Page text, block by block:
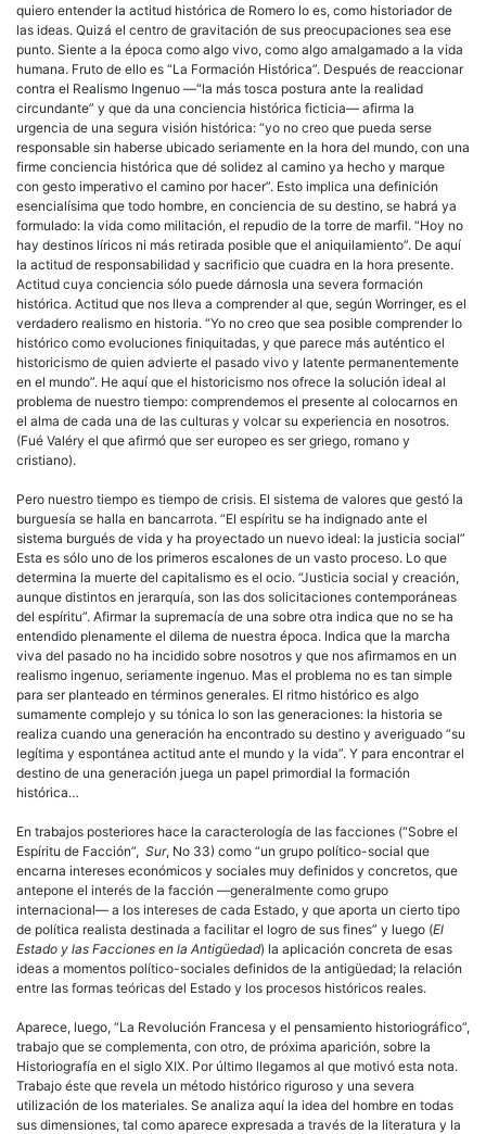
quiero entender la actitud histórica de Romero lo es, como historiador de
las ideas. Quizá el centro de gravitación de sus preocupaciones sea ese
punto. Siente a la época como algo vivo, como algo amalgamado a la vida
humana. Fruto de ello es “La Formación Histórica”. Después de reaccionar
contra el Realismo Ingenuo —“la más tosca postura ante la realidad
circundante” y que da una conciencia histórica ficticia— afirma la
urgencia de una segura visión histórica: “yo no creo que pueda serse
responsable sin haberse ubicado seriamente en la hora del mundo, con una
firme conciencia histórica que dé solidez al camino ya hecho y marque
con gesto imperativo el camino por hacer”. Esto implica una definición
esencialísima que todo hombre, en conciencia de su destino, se habrá ya
formulado: la vida como militación, el repudio de la torre de marfil. “Hoy no
hay destinos líricos ni más retirada posible que el aniquilamiento”. De aquí
la actitud de responsabilidad y sacrificio que cuadra en la hora presente.
Actitud cuya conciencia sólo puede dárnosla una severa formación
histórica. Actitud que nos lleva a comprender al que, según Worringer, es el
verdadero realismo en historia. “Yo no creo que sea posible comprender lo
histórico como evoluciones finiquitadas, y que parece más auténtico el
historicismo de quien advierte el pasado vivo y latente permanentemente
en el mundo”. He aquí que el historicismo nos ofrece la solución ideal al
problema de nuestro tiempo: comprendemos el presente al colocarnos en
el alma de cada una de las culturas y volcar su experiencia en nosotros.
(Fué Valéry el que afirmó que ser europeo es ser griego, romano y
cristiano).
Pero nuestro tiempo es tiempo de crisis. El sistema de valores que gestó la
burguesía se halla en bancarrota. “El espíritu se ha indignado ante el
sistema burgués de vida y ha proyectado un nuevo ideal: la justicia social”
Esta es sólo uno de los primeros escalones de un vasto proceso. Lo que
determina la muerte del capitalismo es el ocio. “Justicia social y creación,
aunque distintos en jerarquía, son las dos solicitaciones contemporáneas
del espíritu”. Afirmar la supremacía de una sobre otra indica que no se ha
entendido plenamente el dilema de nuestra época. Indica que la marcha
viva del pasado no ha incidido sobre nosotros y que nos afirmamos en un
realismo ingenuo, seriamente ingenuo. Mas el problema no es tan simple
para ser planteado en términos generales. El ritmo histórico es algo
sumamente complejo y su tónica lo son las generaciones: la historia se
realiza cuando una generación ha encontrado su destino y averiguado “su
legítima y espontánea actitud ante el mundo y la vida”. Y para encontrar el
destino de una generación juega un papel primordial la formación
histórica…
En trabajos posteriores hace la caracterología de las facciones (“Sobre el
Espíritu de Facción”, Sur, No 33) como “un grupo político-social que
encarna intereses económicos y sociales muy definidos y concretos, que
antepone el interés de la facción —generalmente como grupo
internacional— a los intereses de cada Estado, y que aporta un cierto tipo
de política realista destinada a facilitar el logro de sus fines” y luego (El
Estado y las Facciones en la Antigüedad) la aplicación concreta de esas
ideas a momentos político-sociales definidos de la antigüedad; la relación
entre las formas teóricas del Estado y los procesos históricos reales.
Aparece, luego, “La Revolución Francesa y el pensamiento historiográfico”,
trabajo que se complementa, con otro, de próxima aparición, sobre la
Historiografía en el siglo XIX. Por último llegamos al que motivó esta nota.
Trabajo éste que revela un método histórico riguroso y una severa
utilización de los materiales. Se analiza aquí la idea del hombre en todas
sus dimensiones, tal como aparece expresada a través de la literatura y la